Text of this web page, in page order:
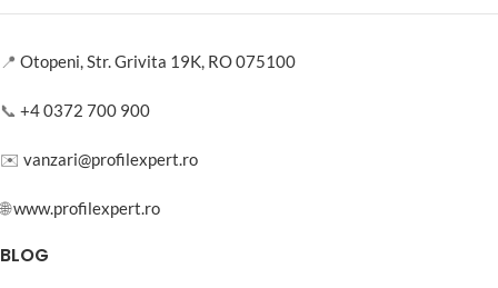
📍 Otopeni, Str. Grivita 19K, RO 075100
📞 +4 0372 700 900
✉️ vanzari@profilexpert.ro
🌐www.profilexpert.ro
BLOG